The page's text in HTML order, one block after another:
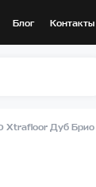
Блог Контакты
Дуб Брио